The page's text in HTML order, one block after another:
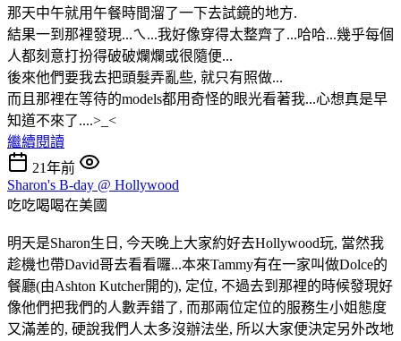
那天中午就用午餐時間溜了一下去試鏡的地方.
結果一到那裡發現...ㄟ...我好像穿得太整齊了...哈哈...幾乎每個
人都刻意打扮得破破爛爛或很隨便...
後來他們要我去把頭髮弄亂些, 就只有照做...
而且那裡在等待的models都用奇怪的眼光看著我...心想真是早
知道不來了....>_<
繼續閱讀
21年前
Sharon's B-day @ Hollywood
吃吃喝喝在美國
明天是Sharon生日, 今天晚上大家約好去Hollywood玩, 當然我
趁機也帶David哥去看看囉...本來Tammy有在一家叫做Dolce的
餐廳(由Ashton Kutcher開的), 定位, 不過去到那裡的時候發現好
像他們把我們的人數弄錯了, 而那兩位定位的服務生小姐態度
又滿差的, 硬說我們人太多沒辦法坐, 所以大家便決定另外改地